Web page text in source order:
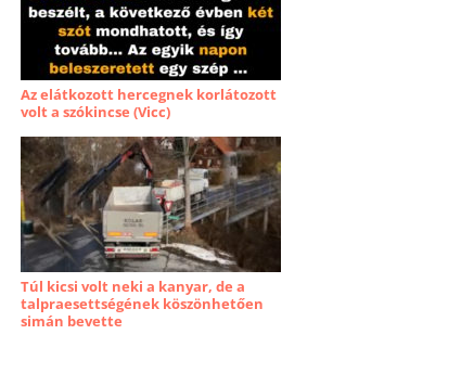
Az elátkozott hercegnek korlátozott
volt a szókincse (Vicc)
Túl kicsi volt neki a kanyar, de a
talpraesettségének köszönhetően
simán bevette